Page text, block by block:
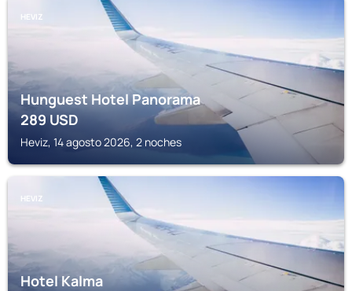
HEVIZ
Hunguest Hotel Panorama
289USD
Heviz, 14 agosto 2026, 2 noches
HEVIZ
Hotel Kalma